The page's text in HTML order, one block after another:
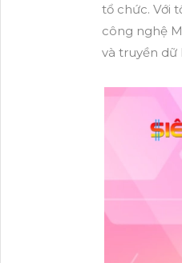
tổ chức. Với
công nghệ
và truyền dữ